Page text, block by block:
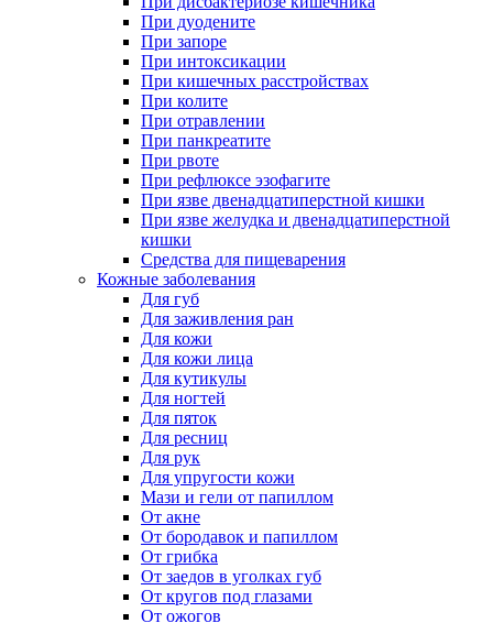
При дуодените
При запоре
При интоксикации
При кишечных расстройствах
При колите
При отравлении
При панкреатите
При рвоте
При рефлюксе эзофагите
При язве двенадцатиперстной кишки
При язве желудка и двенадцатиперстной
кишки
Средства для пищеварения
Кожные заболевания
Для губ
Для заживления ран
Для кожи
Для кожи лица
Для кутикулы
Для ногтей
Для пяток
Для ресниц
Для рук
Для упругости кожи
Мази и гели от папиллом
От акне
От бородавок и папиллом
От грибка
От заедов в уголках губ
От кругов под глазами
От ожогов